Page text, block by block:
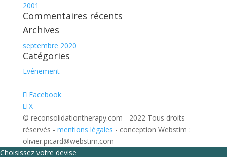
2001
Commentaires récents
Archives
septembre 2020
Catégories
Evénement
Facebook
X
© reconsolidationtherapy.com - 2022 Tous droits
réservés - mentions légales - conception Webstim :
olivier.picard@webstim.com
Choisissez votre devise